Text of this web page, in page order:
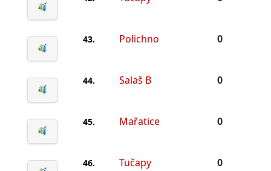
43. Polichno 0
44. Salaš B 0
45. Mařatice 0
46. Tučapy 0